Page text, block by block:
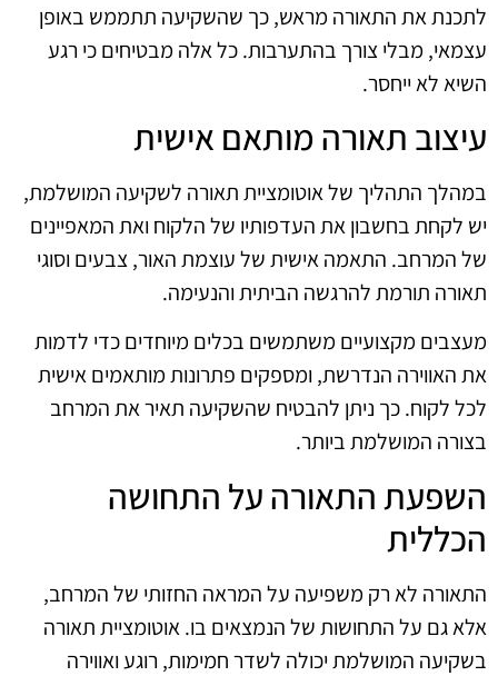
לתכנת את התאורה מראש, כך שהשקיעה תתממש באופן
עצמאי, מבלי צורך בהתערבות. כל אלה מבטיחים כי רגע
השיא לא ייחסר.
עיצוב תאורה מותאם אישית
במהלך התהליך של אוטומציית תאורה לשקיעה המושלמת,
יש לקחת בחשבון את העדפותיו של הלקוח ואת המאפיינים
של המרחב. התאמה אישית של עוצמת האור, צבעים וסוגי
תאורה תורמת להרגשה הביתית והנעימה.
מעצבים מקצועיים משתמשים בכלים מיוחדים כדי לדמות
את האווירה הנדרשת, ומספקים פתרונות מותאמים אישית
לכל לקוח. כך ניתן להבטיח שהשקיעה תאיר את המרחב
בצורה המושלמת ביותר.
השפעת התאורה על התחושה
הכללית
התאורה לא רק משפיעה על המראה החזותי של המרחב,
אלא גם על התחושות של הנמצאים בו. אוטומציית תאורה
בשקיעה המושלמת יכולה לשדר חמימות, רוגע ואווירה